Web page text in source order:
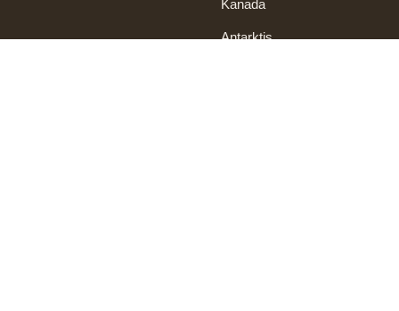
Kanada
Antarktis